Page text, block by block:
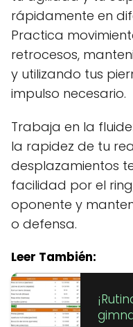
rápidamente en
Practica
retrocesos,
y utilizando tus
impulso necesario.
Trabaja en la
la rapidez de tu
desplazamientos
facilidad por el
oponente y
o defensa.
Leer También: